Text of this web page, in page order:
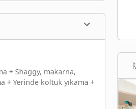
+ Shaggy, makarna,
+ Yerinde koltuk yıkama +